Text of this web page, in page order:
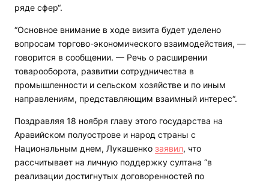
ряде сфер“.
“Основное внимание в ходе визита будет уделено
вопросам торгово-экономического взаимодействия, —
говорится в сообщении. — Речь о расширении
товарооборота, развитии сотрудничества в
промышленности и сельском хозяйстве и по иным
направлениям, представляющим взаимный интерес“.
Поздравляя 18 ноября главу этого государства на
Аравийском полуострове и народ страны с
Национальным днем, Лукашенко заявил, что
рассчитывает на личную поддержку султана “в
реализации достигнутых договоренностей по